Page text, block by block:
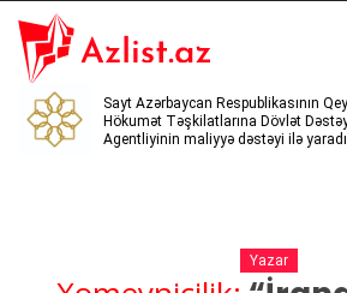
Sayt Azərbaycan Respublikasının
Hökumət Təşkilatlarına Dövlət
Agentliyinin maliyyə dəstəyi ilə
Yazar